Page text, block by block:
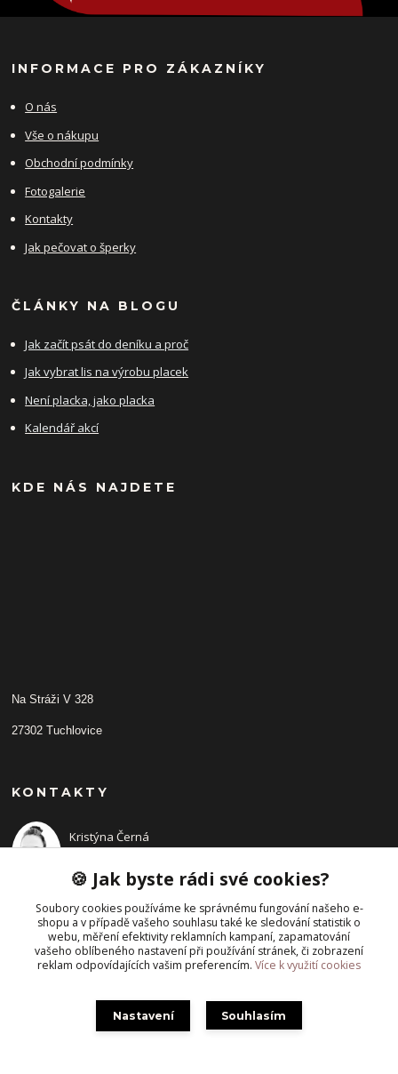
INFORMACE PRO ZÁKAZNÍKY
O nás
Vše o nákupu
Obchodní podmínky
Fotogalerie
Kontakty
Jak pečovat o šperky
ČLÁNKY NA BLOGU
Jak začít psát do deníku a proč
Jak vybrat lis na výrobu placek
Není placka, jako placka
Kalendář akcí
KDE NÁS NAJDETE
Na Stráži V 328
27302 Tuchlovice
KONTAKTY
Kristýna Černá
(Po-Pá, 9-14 hod.)
🍪 Jak byste rádi své cookies?
Soubory cookies používáme ke správnému fungování našeho e-
shopu a v případě vašeho souhlasu také ke sledování statistik o
webu, měření efektivity reklamních kampaní, zapamatování
vašeho oblíbeného nastavení při používání stránek, či zobrazení
reklam odpovídajících vašim preferencím. Více k využití cookies
Nastavení Souhlasím